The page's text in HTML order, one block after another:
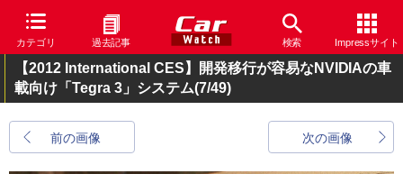
カテゴリ 過去記事 検索 Impressサイト
【2012 International CES】開発移行が容易なNVIDIAの車
載向け「Tegra 3」システム(7/49)
前の画像 次の画像